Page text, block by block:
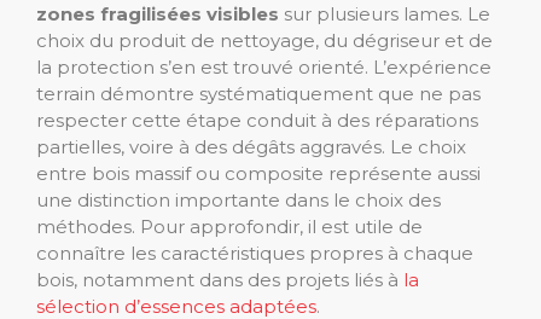
zones fragilisées visibles sur plusieurs lames. Le
choix du produit de nettoyage, du dégriseur et de
la protection s’en est trouvé orienté. L’expérience
terrain démontre systématiquement que ne pas
respecter cette étape conduit à des réparations
partielles, voire à des dégâts aggravés. Le choix
entre bois massif ou composite représente aussi
une distinction importante dans le choix des
méthodes. Pour approfondir, il est utile de
connaître les caractéristiques propres à chaque
bois, notamment dans des projets liés à la
sélection d’essences adaptées.